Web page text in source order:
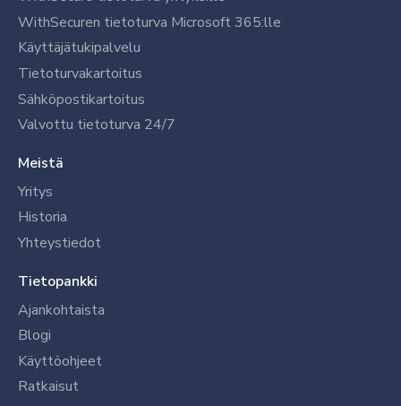
WithSecuren tietoturva Microsoft 365:lle
Käyttäjätukipalvelu
Tietoturvakartoitus
Sähköpostikartoitus
Valvottu tietoturva 24/7
Meistä
Yritys
Historia
Yhteystiedot
Tietopankki
Ajankohtaista
Blogi
Käyttöohjeet
Ratkaisut